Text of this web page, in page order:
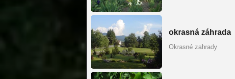
okrasná záhrada
Okrasné zahrady